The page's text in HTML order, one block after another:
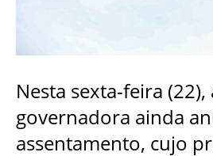
Nesta sexta-feira
governadora ainda
assentamento, cujo